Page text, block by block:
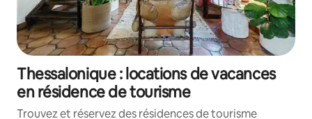
Thessalonique : locations de vacances
en résidence de tourisme
Trouvez et réservez des résidences de tourisme